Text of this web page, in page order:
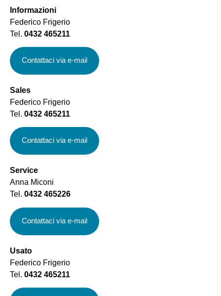
Informazioni
Federico Frigerio
Tel. 0432 465211
Contattaci via e-mail
Sales
Federico Frigerio
Tel. 0432 465211
Contattaci via e-mail
Service
Anna Miconi
Tel. 0432 465226
Contattaci via e-mail
Usato
Federico Frigerio
Tel. 0432 465211